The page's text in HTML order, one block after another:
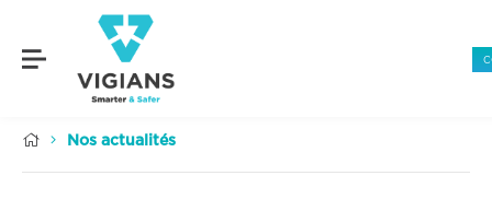
  Nos actualités